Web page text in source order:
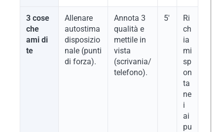
3 cose
che
ami di
te
Allenare
autostima
disposizio
nale (punti
di forza).
Annota 3
qualità e
mettile in
vista
(scrivania/
telefono).
5′
Ri
ch
ia
mi
sp
on
ta
ne
i
ai
pu